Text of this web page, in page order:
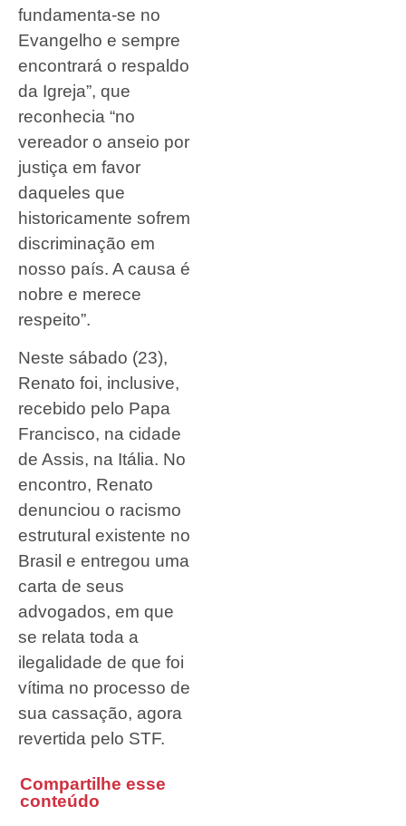
fundamenta-se no
Evangelho e sempre
encontrará o respaldo
da Igreja”, que
reconhecia “no
vereador o anseio por
justiça em favor
daqueles que
historicamente sofrem
discriminação em
nosso país. A causa é
nobre e merece
respeito”.
Neste sábado (23),
Renato foi, inclusive,
recebido pelo Papa
Francisco, na cidade
de Assis, na Itália. No
encontro, Renato
denunciou o racismo
estrutural existente no
Brasil e entregou uma
carta de seus
advogados, em que
se relata toda a
ilegalidade de que foi
vítima no processo de
sua cassação, agora
revertida pelo STF.
Compartilhe esse
conteúdo